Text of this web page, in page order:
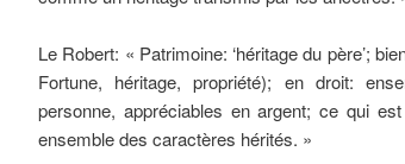
Le Robert: « Patrimoine: ‘héritage du père’;
Fortune, héritage, propriété); en droit:
personne, appréciables en argent; ce qui
ensemble des caractères hérités. »